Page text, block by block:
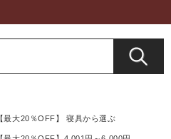
【最大20％OFF】 寝具から選ぶ